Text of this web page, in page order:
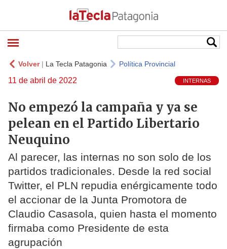
Volver| La Tecla Patagonia Política Provincial
11 de abril de 2022 INTERNAS
No empezó la campaña y ya se
pelean en el Partido Libertario
Neuquino
Al parecer, las internas no son solo de los
partidos tradicionales. Desde la red social
Twitter, el PLN repudia enérgicamente todo
el accionar de la Junta Promotora de
Claudio Casasola, quien hasta el momento
firmaba como Presidente de esta
agrupación